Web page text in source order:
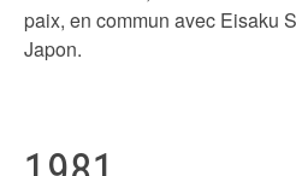
paix, en commun avec Eisaku
Japon.